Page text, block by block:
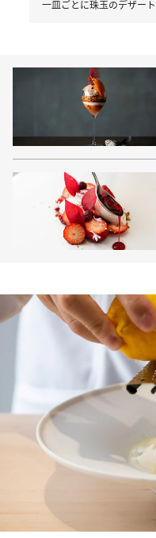
一皿ごとに珠玉のデザー